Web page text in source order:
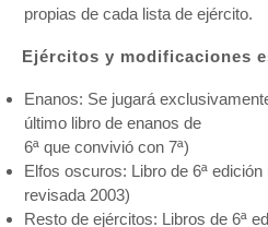
propias de cada lista de ejército.
Ejércitos y modificaciones
Enanos: Se jugará
último libro de enanos de
6ª que convivió con 7ª)
Elfos oscuros: Libro de 6ª
revisada 2003)
Resto de ejércitos: Libros de 6ª